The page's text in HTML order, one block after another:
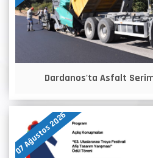
Dardanos'ta Asfalt
07 Ağustos 2026